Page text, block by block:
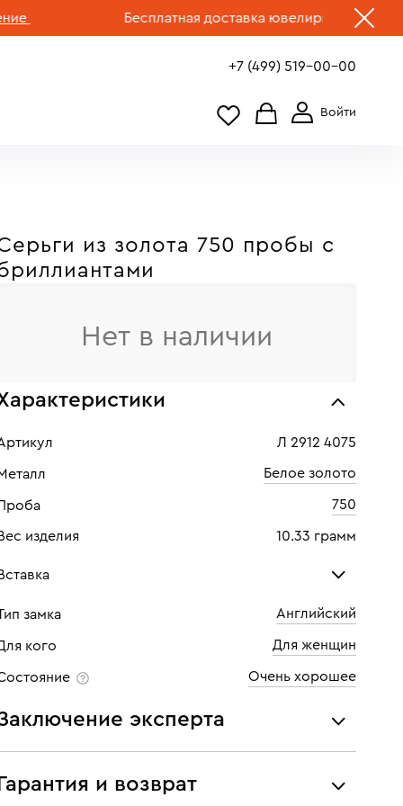
Бесплатная доставка ювелирных изделий по
+7 (499) 519-00-00
из золота 750 пробы c
Нет в наличии
Л 2912 4075
Белое золото
750
изделия 10.33 грамм
Бриллиант
2 шт
Огранка Маркиз
замка Английский
кого Для женщин
Очень хорошее
эксперта
украшения проходят экспертизу подлинности и
характеристикам ювелирных изделий,
бриллиантов (вес, проба, драгоценный металл, цвет,
Гарантия и возврат